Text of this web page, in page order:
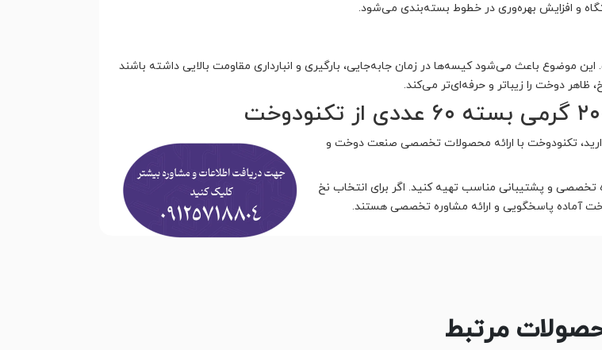
و افزایش بهره‌وری در خطوط بسته‌بندی می‌شود.
باعث می‌شود کیسه‌ها در زمان جابه‌جایی، بارگیری و انبارداری مقاومت بالایی داشته باشند
دوخت را زیباتر و حرفه‌ای‌تر می‌کند.
تکنودوخت با ارائه محصولات تخصصی صنعت دوخت و
تخصصی و پشتیبانی مناسب تهیه کنید. اگر برای انتخاب نخ
آماده پاسخگویی و ارائه مشاوره تخصصی هستند.
مرتبط